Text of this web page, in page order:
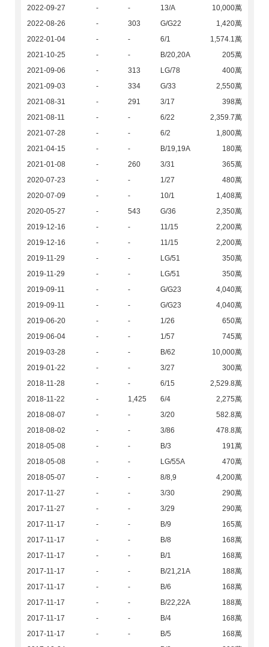
2022-09-27
- - 13/A
10,000萬
2022-08-26
- 303 G/G22
1,420萬
2022-01-04
- - 6/1
1,574.1萬
2021-10-25
- - B/20,20A
205萬
2021-09-06
- 313 LG/78
400萬
2021-09-03
- 334 G/33
2,550萬
2021-08-31
- 291 3/17
398萬
2021-08-11
- - 6/22
2,359.7萬
2021-07-28
- - 6/2
1,800萬
2021-04-15
- - B/19,19A
180萬
2021-01-08
- 260 3/31
365萬
2020-07-23
- - 1/27
480萬
2020-07-09
- - 10/1
1,408萬
2020-05-27
- 543 G/36
2,350萬
2019-12-16
- - 11/15
2,200萬
2019-12-16
- - 11/15
2,200萬
2019-11-29
- - LG/51
350萬
2019-11-29
- - LG/51
350萬
2019-09-11
- - G/G23
4,040萬
2019-09-11
- - G/G23
4,040萬
2019-06-20
- - 1/26
650萬
2019-06-04
- - 1/57
745萬
2019-03-28
- - B/62
10,000萬
2019-01-22
- - 3/27
300萬
2018-11-28
- - 6/15
2,529.8萬
2018-11-22
- 1,425 6/4
2,275萬
2018-08-07
- - 3/20
582.8萬
2018-08-02
- - 3/86
478.8萬
2018-05-08
- - B/3
191萬
2018-05-08
- - LG/55A
470萬
2018-05-07
- - 8/8,9
4,200萬
2017-11-27
- - 3/30
290萬
2017-11-27
- - 3/29
290萬
2017-11-17
- - B/9
165萬
2017-11-17
- - B/8
168萬
2017-11-17
- - B/1
168萬
2017-11-17
- - B/21,21A
188萬
2017-11-17
- - B/6
168萬
2017-11-17
- - B/22,22A
188萬
2017-11-17
- - B/4
168萬
2017-11-17
- - B/5
168萬